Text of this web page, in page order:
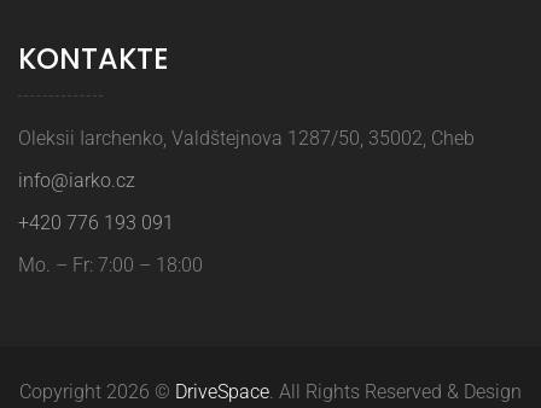
KONTAKTE
Oleksii Iarchenko, Valdštejnova 1287/50, 35002, Cheb
info@iarko.cz
+420 776 193 091
Mo. – Fr: 7:00 – 18:00
Copyright 2026 © DriveSpace. All Rights Reserved & Design